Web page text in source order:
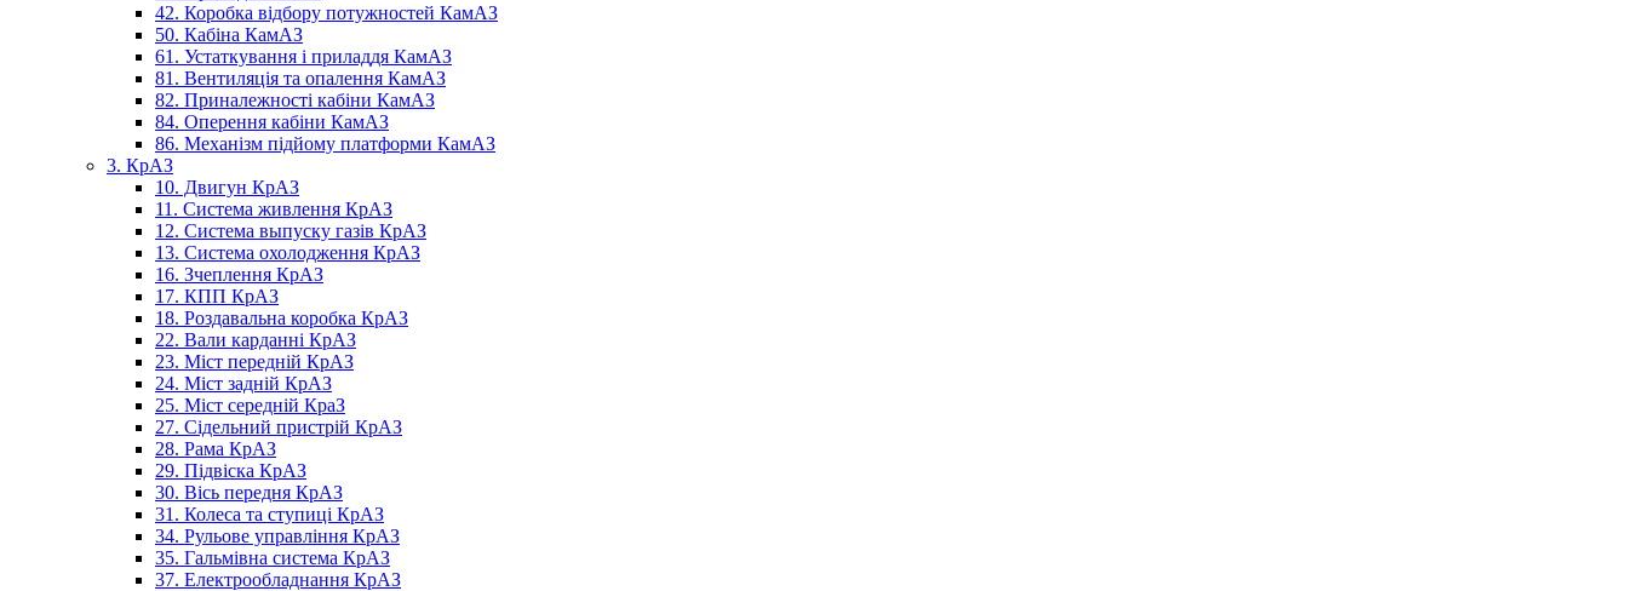
42. Коробка відбору потужностей КамАЗ
50. Кабіна КамАЗ
61. Устаткування і приладдя КамАЗ
81. Вентиляція та опалення КамАЗ
82. Приналежності кабіни КамАЗ
84. Оперення кабіни КамАЗ
86. Механізм підйому платформи КамАЗ
3. КрАЗ
10. Двигун КрАЗ
11. Система живлення КрАЗ
12. Система выпуску газів КрАЗ
13. Система охолодження КрАЗ
16. Зчеплення КрАЗ
17. КПП КрАЗ
18. Роздавальна коробка КрАЗ
22. Вали карданні КрАЗ
23. Міст передній КрАЗ
24. Міст задній КрАЗ
25. Міст середній КраЗ
27. Сідельний пристрій КрАЗ
28. Рама КрАЗ
29. Підвіска КрАЗ
30. Вісь передня КрАЗ
31. Колеса та ступиці КрАЗ
34. Рульове управління КрАЗ
35. Гальмівна система КрАЗ
37. Електрообладнання КрАЗ